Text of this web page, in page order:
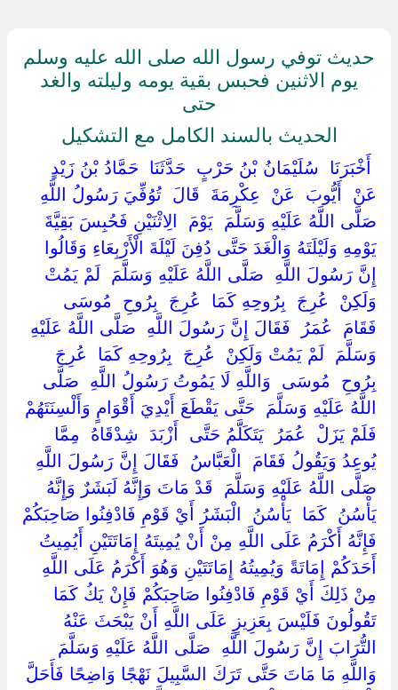
حديث توفي رسول الله صلى الله عليه وسلم
يوم الاثنين فحبس بقية يومه وليلته والغد
حتى
الحديث بالسند الكامل مع التشكيل
‏ ‏أَخْبَرَنَا ‏ ‏سُلَيْمَانُ بْنُ حَرْبٍ ‏ ‏حَدَّثَنَا ‏ ‏حَمَّادُ بْنُ زَيْدٍ ‏
‏عَنْ ‏ ‏أَيُّوبَ ‏ ‏عَنْ ‏ ‏عِكْرِمَةَ ‏ ‏قَالَ ‏ ‏تُوُفِّيَ رَسُولُ اللَّهِ ‏
‏صَلَّى اللَّهُ عَلَيْهِ وَسَلَّمَ ‏ ‏يَوْمَ ‏ ‏الِاثْنَيْنِ فَحُبِسَ بَقِيَّةَ
يَوْمِهِ وَلَيْلَتَهُ وَالْغَدَ حَتَّى دُفِنَ لَيْلَةَ الْأَرْبِعَاءِ وَقَالُوا
إِنَّ رَسُولَ اللَّهِ ‏ ‏صَلَّى اللَّهُ عَلَيْهِ وَسَلَّمَ ‏ ‏لَمْ يَمُتْ
وَلَكِنْ ‏ ‏عُرِجَ ‏ ‏بِرُوحِهِ كَمَا ‏ ‏عُرِجَ ‏ ‏بِرُوحِ ‏ ‏مُوسَى ‏
‏فَقَامَ ‏ ‏عُمَرُ ‏ ‏فَقَالَ إِنَّ رَسُولَ اللَّهِ ‏ ‏صَلَّى اللَّهُ عَلَيْهِ
وَسَلَّمَ ‏ ‏لَمْ يَمُتْ وَلَكِنْ ‏ ‏عُرِجَ ‏ ‏بِرُوحِهِ كَمَا ‏ ‏عُرِجَ ‏
‏بِرُوحِ ‏ ‏مُوسَى ‏ ‏وَاللَّهِ لَا يَمُوتُ رَسُولُ اللَّهِ ‏ ‏صَلَّى
اللَّهُ عَلَيْهِ وَسَلَّمَ ‏ ‏حَتَّى يَقْطَعَ أَيْدِيَ أَقْوَامٍ وَأَلْسِنَتَهُمْ
فَلَمْ يَزَلْ ‏ ‏عُمَرُ ‏ ‏يَتَكَلَّمُ حَتَّى ‏ ‏أَزْبَدَ ‏ ‏شِدْقَاهُ ‏ ‏مِمَّا
يُوعِدُ وَيَقُولُ فَقَامَ ‏ ‏الْعَبَّاسُ ‏ ‏فَقَالَ إِنَّ رَسُولَ اللَّهِ ‏
‏صَلَّى اللَّهُ عَلَيْهِ وَسَلَّمَ ‏ ‏قَدْ مَاتَ وَإِنَّهُ لَبَشَرٌ وَإِنَّهُ ‏
‏يَأْسُنُ ‏ ‏كَمَا ‏ ‏يَأْسُنُ ‏ ‏الْبَشَرُ أَيْ قَوْمِ فَادْفِنُوا صَاحِبَكُمْ
فَإِنَّهُ أَكْرَمُ عَلَى اللَّهِ مِنْ أَنْ يُمِيتَهُ إِمَاتَتَيْنِ أَيُمِيتُ
أَحَدَكُمْ إِمَاتَةً وَيُمِيتُهُ إِمَاتَتَيْنِ وَهُوَ أَكْرَمُ عَلَى اللَّهِ
مِنْ ذَلِكَ أَيْ قَوْمِ فَادْفِنُوا صَاحِبَكُمْ فَإِنْ يَكُ كَمَا
تَقُولُونَ فَلَيْسَ بِعَزِيزٍ عَلَى اللَّهِ أَنْ يَبْحَثَ عَنْهُ
التُّرَابَ إِنَّ رَسُولَ اللَّهِ ‏ ‏صَلَّى اللَّهُ عَلَيْهِ وَسَلَّمَ ‏
‏وَاللَّهِ مَا مَاتَ حَتَّى تَرَكَ السَّبِيلَ نَهْجًا وَاضِحًا فَأَحَلَّ